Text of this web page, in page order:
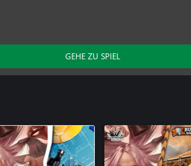
GEHE ZU SPIEL